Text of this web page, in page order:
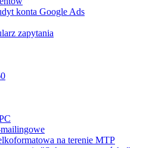
konta Google Ads
zapytania
na terenie MTP